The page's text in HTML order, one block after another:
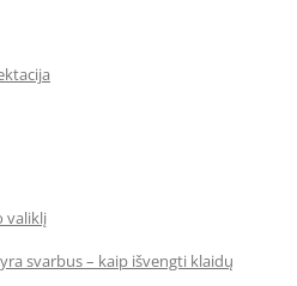
valiklį
svarbus – kaip išvengti klaidų